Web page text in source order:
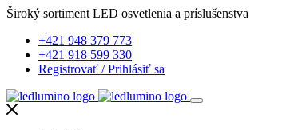
Široký sortiment LED osvetlenia a príslušenstva
+421 948 379 773
+421 918 599 330
Registrovať /Prihlásiť sa